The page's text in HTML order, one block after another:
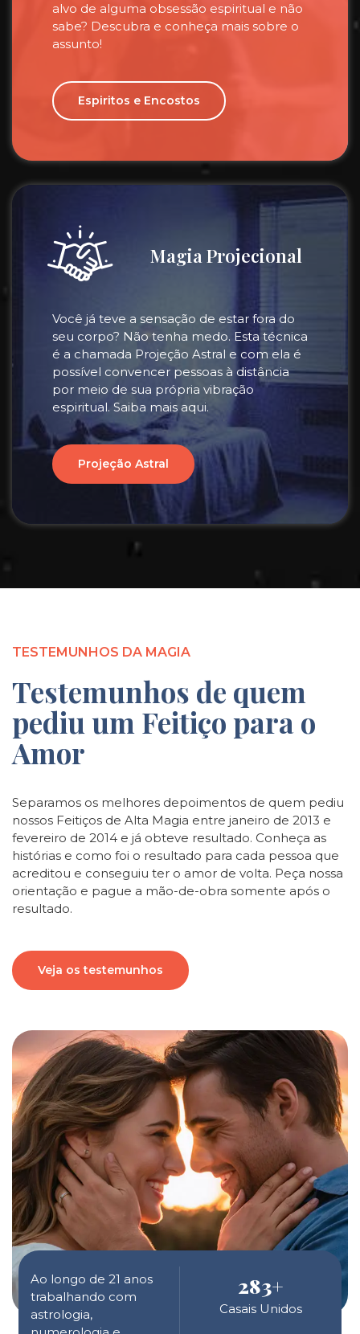
alvo de alguma obsessão espiritual e não
sabe? Descubra e conheça mais sobre o
assunto!
Espiritos e Encostos
Magia Projecional
Você já teve a sensação de estar fora do
seu corpo? Não tenha medo. Esta técnica
é a chamada Projeção Astral e com ela é
possível convencer pessoas à distância
por meio de sua própria vibração
espiritual. Saiba mais aqui.
Projeção Astral
Ao longo de 21 anos
trabalhando com
astrologia,
283+
Casais Unidos
TESTEMUNHOS DA MAGIA
Testemunhos de quem
pediu um Feitiço para o
Amor
Separamos os melhores depoimentos de quem pediu
nossos Feitiços de Alta Magia entre janeiro de 2013 e
fevereiro de 2014 e já obteve resultado. Conheça as
histórias e como foi o resultado para cada pessoa que
acreditou e conseguiu ter o amor de volta. Peça nossa
orientação e pague a mão-de-obra somente após o
resultado.
Veja os testemunhos